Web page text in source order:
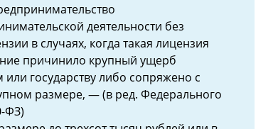
деятельности без
в случаях, когда такая лицензия
причинило крупный ущерб
государству либо сопряжено с
размере, — (в ред. Федерального
ФЗ)